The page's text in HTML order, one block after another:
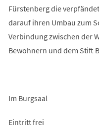
Fürstenberg die
darauf ihren Umbau zum
Verbindung zwischen der
Bewohnern und dem Stift
Im Burgsaal
Eintritt frei